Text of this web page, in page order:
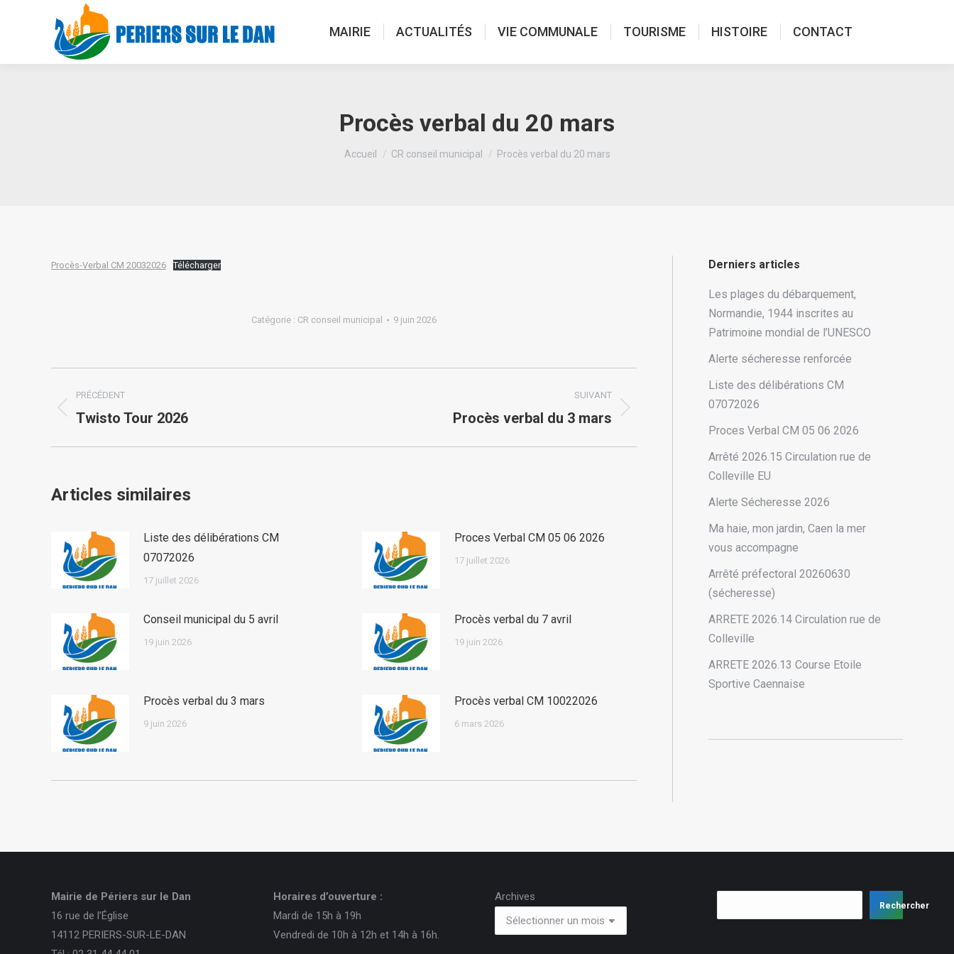
MAIRIE ACTUALITÉS VIE COMMUNALE TOURISME HISTOIRE CONTACT
Procès verbal du 20 mars
Vous êtes ici :
Accueil CR conseil municipal Procès verbal du 20 mars
Procès-Verbal CM 20032026 Télécharger
Catégorie : CR conseil municipal 9 juin 2026
Navigation
article
PRÉCÉDENT
Article
Twisto Tour 2026
SUIVANT
Procès verbal du 3 mars
Articles similaires
Liste des délibérations CM
07072026
17 juillet 2026
Proces Verbal CM 05 06 2026
17 juillet 2026
Conseil municipal du 5 avril
19 juin 2026
Procès verbal du 7 avril
19 juin 2026
Procès verbal du 3 mars
9 juin 2026
Procès verbal CM 10022026
6 mars 2026
Derniers articles
Les plages du débarquement,
Normandie, 1944 inscrites au
Patrimoine mondial de l’UNESCO
Alerte sécheresse renforcée
Liste des délibérations CM
07072026
Proces Verbal CM 05 06 2026
Arrêté 2026.15 Circulation rue de
Colleville EU
Alerte Sécheresse 2026
Ma haie, mon jardin, Caen la mer
vous accompagne
Arrêté préfectoral 20260630
(sécheresse)
ARRETE 2026.14 Circulation rue de
Colleville
ARRETE 2026.13 Course Etoile
Sportive Caennaise
Mairie de Périers sur le Dan
16 rue de l’Église
14112 PERIERS-SUR-LE-DAN
Horaires d’ouverture :
Mardi de 15h à 19h
Vendredi de 10h à 12h et 14h à 16h.
Archives
Rechercher